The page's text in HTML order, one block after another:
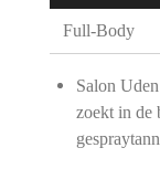
Full-Body
Salon
zoekt in de